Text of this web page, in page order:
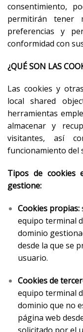
consentimiento,
permitirán tener
preferencias y
conformidad con
¿QUÉ SON LAS
Las cookies y
local shared
herramientas
almacenar y
visitantes, así
funcionamiento del
Tipos de cookies
gestione:
Cookies propias:
equipo terminal
dominio
desde la que se
usuario.
Cookies de
equipo terminal
dominio que no
página web